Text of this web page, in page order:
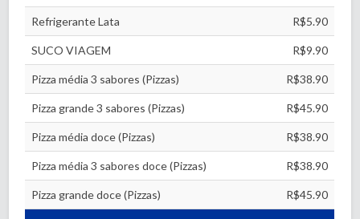
Refrigerante Lata R$5.90
SUCO VIAGEM R$9.90
Pizza média 3 sabores (Pizzas) R$38.90
Pizza grande 3 sabores (Pizzas) R$45.90
Pizza média doce (Pizzas) R$38.90
Pizza média 3 sabores doce (Pizzas) R$38.90
Pizza grande doce (Pizzas) R$45.90